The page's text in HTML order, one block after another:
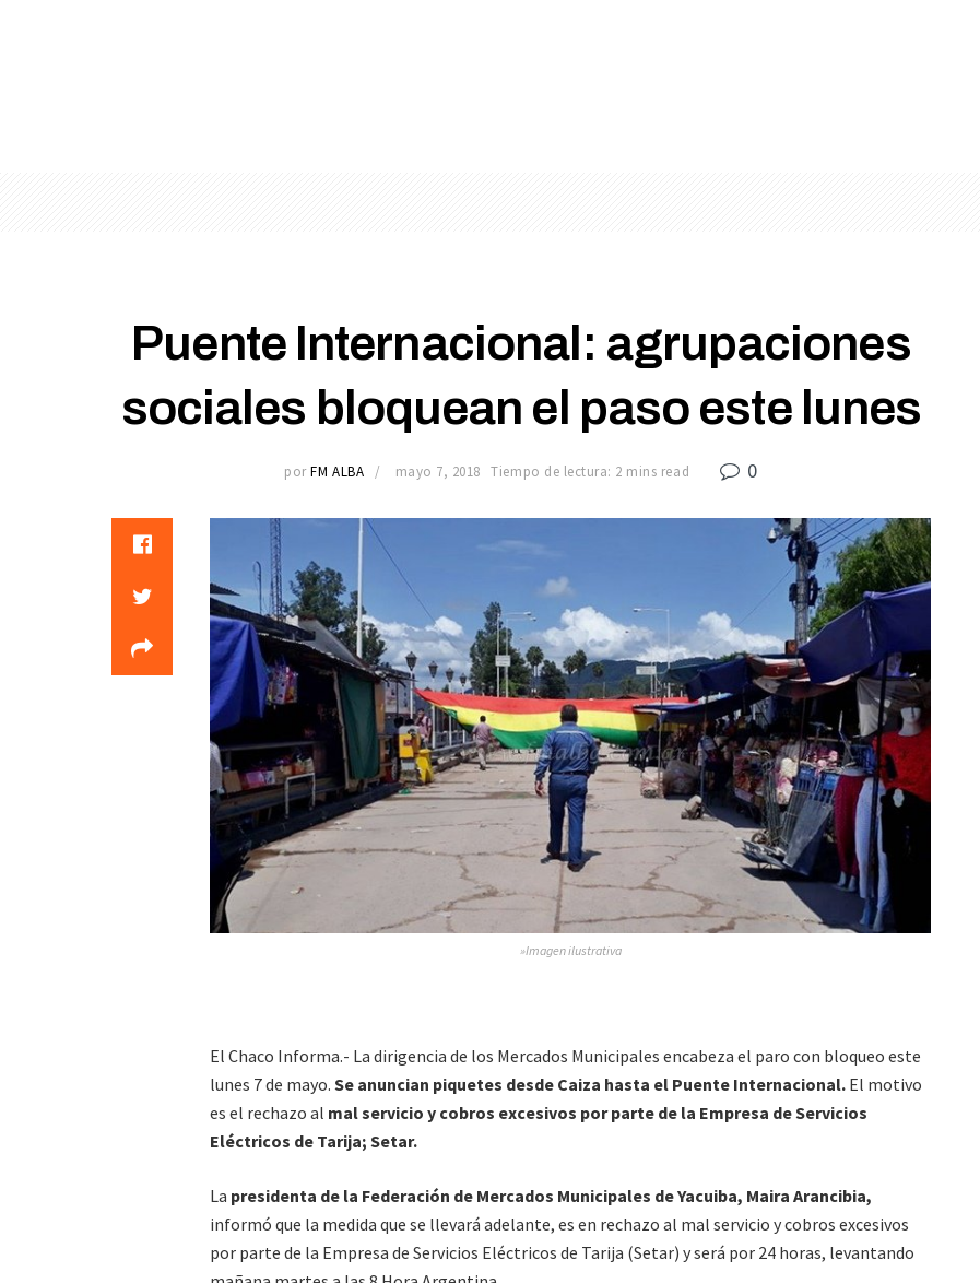
Puente Internacional: agrupaciones
sociales bloquean el paso este lunes
por FM ALBA mayo 7, 2018 Tiempo de lectura: 2 mins read 0
»Imagen ilustrativa
El Chaco Informa.- La dirigencia de los Mercados Municipales encabeza el paro con bloqueo este
lunes 7 de mayo. Se anuncian piquetes desde Caiza hasta el Puente Internacional. El motivo
es el rechazo al mal servicio y cobros excesivos por parte de la Empresa de Servicios
Eléctricos de Tarija; Setar.
La presidenta de la Federación de Mercados Municipales de Yacuiba, Maira Arancibia,
informó que la medida que se llevará adelante, es en rechazo al mal servicio y cobros excesivos
por parte de la Empresa de Servicios Eléctricos de Tarija (Setar) y será por 24 horas, levantando